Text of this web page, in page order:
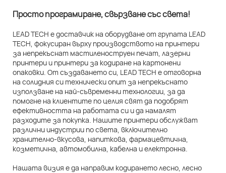
Просто програмиране, свързване със света!
LEAD TECH е доставчик на оборудване от групата LEAD
TECH, фокусиран върху производството на принтери
за непрекъснат мастиленоструен печат, лазерни
принтери и принтери за кодиране на картонени
опаковки. От създаването си, LEAD TECH е отговорна
на солидния си технически опит за непрекъснато
използване на най-съвременни технологии, за да
помогне на клиентите по целия свят да подобрят
ефективността на работата си и да намалят
разходите за покупка. Нашите принтери обслужват
различни индустрии по света, включително
хранително-вкусова, напиткова, фармацевтична,
козметична, автомобилна, кабелна и електронна.
Нашата визия е да направим кодирането лесно, лесно